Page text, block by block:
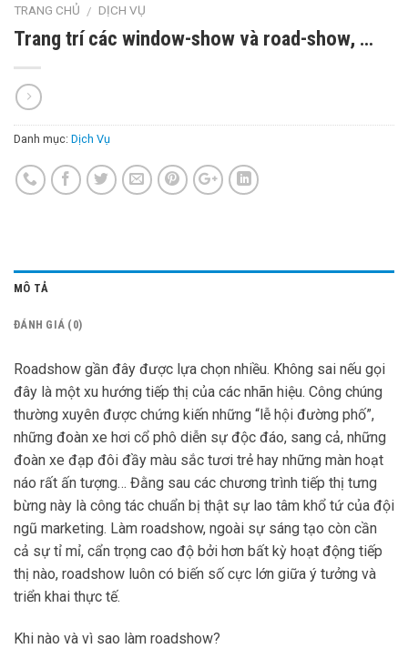
TRANG CHỦ / DỊCH VỤ
Trang trí các window-show và road-show, …
Danh mục: Dịch Vụ
MÔ TẢ
ĐÁNH GIÁ (0)
Roadshow gần đây được lựa chọn nhiều. Không sai nếu gọi
đây là một xu hướng tiếp thị của các nhãn hiệu. Công chúng
thường xuyên được chứng kiến những “lễ hội đường phố”,
những đoàn xe hơi cổ phô diễn sự độc đáo, sang cả, những
đoàn xe đạp đôi đầy màu sắc tươi trẻ hay những màn hoạt
náo rất ấn tượng… Đằng sau các chương trình tiếp thị tưng
bừng này là công tác chuẩn bị thật sự lao tâm khổ tứ của đội
ngũ marketing. Làm roadshow, ngoài sự sáng tạo còn cần
cả sự tỉ mỉ, cẩn trọng cao độ bởi hơn bất kỳ hoạt động tiếp
thị nào, roadshow luôn có biến số cực lớn giữa ý tưởng và
triển khai thực tế.
Khi nào và vì sao làm roadshow?